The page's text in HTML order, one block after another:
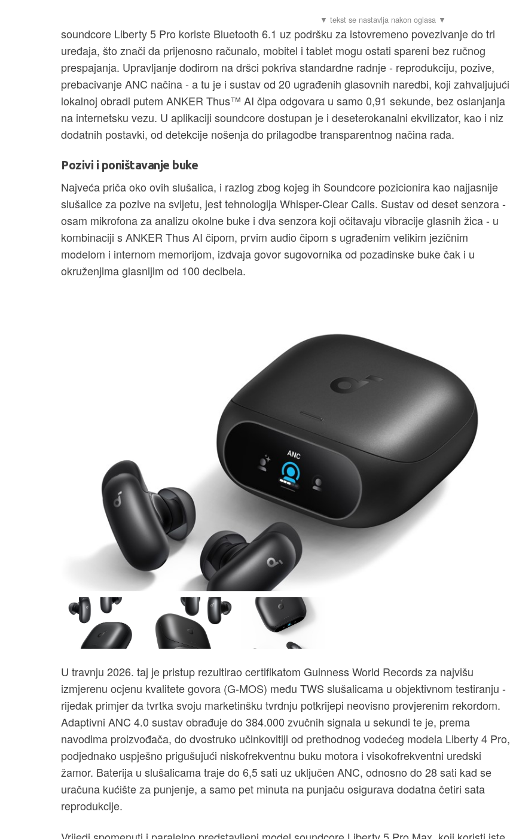
soundcore Liberty 5 Pro koriste Bluetooth 6.1 uz podršku za istovremeno povezivanje do tri
uređaja, što znači da prijenosno računalo, mobitel i tablet mogu ostati spareni bez ručnog
prespajanja. Upravljanje dodirom na dršci pokriva standardne radnje - reprodukciju, pozive,
prebacivanje ANC načina - a tu je i sustav od 20 ugrađenih glasovnih naredbi, koji zahvaljujući
lokalnoj obradi putem ANKER Thus™ AI čipa odgovara u samo 0,91 sekunde, bez oslanjanja
na internetsku vezu. U aplikaciji soundcore dostupan je i deseterokanalni ekvilizator, kao i niz
dodatnih postavki, od detekcije nošenja do prilagodbe transparentnog načina rada.
Pozivi i poništavanje buke
Najveća priča oko ovih slušalica, i razlog zbog kojeg ih Soundcore pozicionira kao najjasnije
slušalice za pozive na svijetu, jest tehnologija Whisper-Clear Calls. Sustav od deset senzora -
osam mikrofona za analizu okolne buke i dva senzora koji očitavaju vibracije glasnih žica - u
kombinaciji s ANKER Thus AI čipom, prvim audio čipom s ugrađenim velikim jezičnim
modelom i internom memorijom, izdvaja govor sugovornika od pozadinske buke čak i u
okruženjima glasnijim od 100 decibela.
U travnju 2026. taj je pristup rezultirao certifikatom Guinness World Records za najvišu
izmjerenu ocjenu kvalitete govora (G-MOS) među TWS slušalicama u objektivnom testiranju -
rijedak primjer da tvrtka svoju marketinšku tvrdnju potkrijepi neovisno provjerenim rekordom.
Adaptivni ANC 4.0 sustav obrađuje do 384.000 zvučnih signala u sekundi te je, prema
navodima proizvođača, do dvostruko učinkovitiji od prethodnog vodećeg modela Liberty 4 Pro,
podjednako uspješno prigušujući niskofrekventnu buku motora i visokofrekventni uredski
žamor. Baterija u slušalicama traje do 6,5 sati uz uključen ANC, odnosno do 28 sati kad se
uračuna kućište za punjenje, a samo pet minuta na punjaču osigurava dodatna četiri sata
reprodukcije.